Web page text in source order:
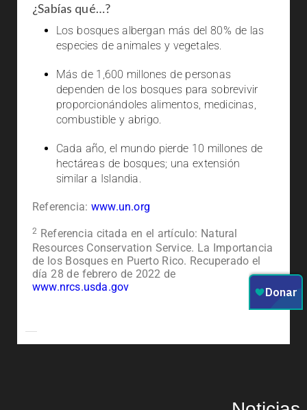
¿Sabías qué…?
Los bosques albergan más del 80% de las
especies de animales y vegetales.
Más de 1,600 millones de personas
dependen de los bosques para sobrevivir
proporcionándoles alimentos, medicinas,
combustible y abrigo.
Cada año, el mundo pierde 10 millones de
hectáreas de bosques; una extensión
similar a Islandia.
Referencia: www.un.org
2 Referencia citada en el artículo: Natural
Resources Conservation Service. La Importancia
de los Bosques en Puerto Rico. Recuperado el
día 28 de febrero de 2022 de
www.nrcs.usda.gov